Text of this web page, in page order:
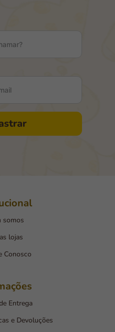
somos
lojas
Conosco
Entrega
e Devoluções